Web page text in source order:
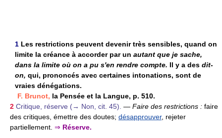
1 Les restrictions peuvent devenir très sensibles, quand on
limite la créance à accorder par un autant que je sache,
dans la limite où on a pu s'en rendre compte. Il y a des dit-
on, qui, prononcés avec certaines intonations, sont de
vraies dénégations.
F. Brunot, la Pensée et la Langue, p. 510.
2 Critique, réserve (→ Non, cit. 45). — Faire des restrictions : faire
des critiques, émettre des doutes; désapprouver, rejeter
partiellement. ⇒ Réserve.